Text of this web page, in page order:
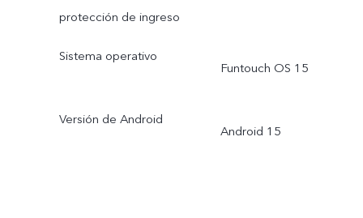
protección de ingreso
Sistema operativo
Funtouch OS 15
Versión de Android
Android 15